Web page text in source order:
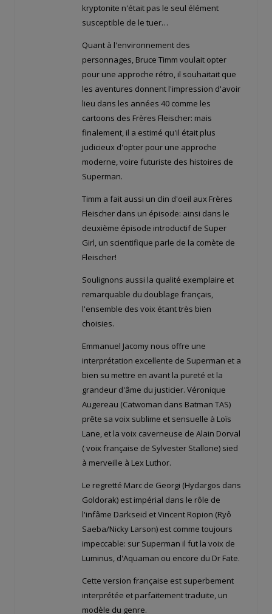
kryptonite n'était pas le seul élément
susceptible de le tuer…
Quant à l'environnement des
personnages, Bruce Timm voulait opter
pour une approche rétro, il souhaitait que
les aventures donnent l'impression d'avoir
lieu dans les années 40 comme les
cartoons des Frères Fleischer: mais
finalement, il a estimé qu'il était plus
judicieux d'opter pour une approche
moderne, voire futuriste des histoires de
Superman.
Timm a fait aussi un clin d'oeil aux Frères
Fleischer dans un épisode: ainsi dans le
deuxième épisode introductif de Super
Girl, un scientifique parle de la comète de
Fleischer!
Soulignons aussi la qualité exemplaire et
remarquable du doublage français,
l'ensemble des voix étant très bien
choisies.
Emmanuel Jacomy nous offre une
interprétation excellente de Superman et a
bien su mettre en avant la pureté et la
grandeur d'âme du justicier. Véronique
Augereau (Catwoman dans Batman TAS)
prête sa voix sublime et sensuelle à Loïs
Lane, et la voix caverneuse de Alain Dorval
( voix française de Sylvester Stallone) sied
à merveille à Lex Luthor.
Le regretté Marc de Georgi (Hydargos dans
Goldorak) est impérial dans le rôle de
l'infâme Darkseid et Vincent Ropion (Ryô
Saeba/Nicky Larson) est comme toujours
impeccable: sur Superman il fut la voix de
Luminus, d'Aquaman ou encore du Dr Fate.
Cette version française est superbement
interprétée et parfaitement traduite, un
modèle du genre.